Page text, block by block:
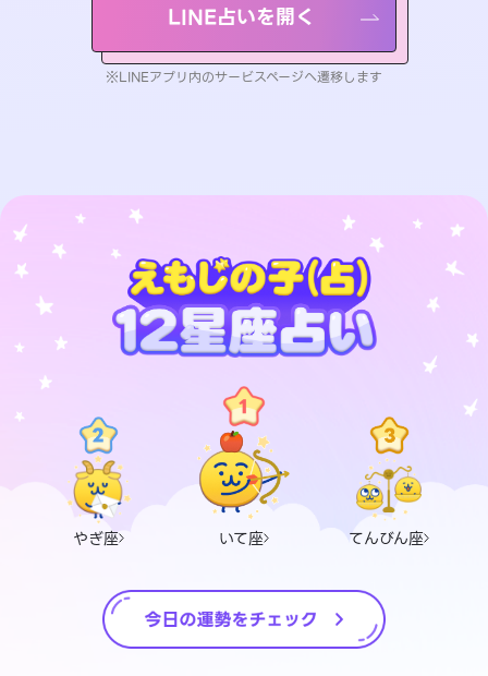
LINE占いを開く
※LINEアプリ内のサービスページへ遷移します
やぎ座 いて座 てんびん座